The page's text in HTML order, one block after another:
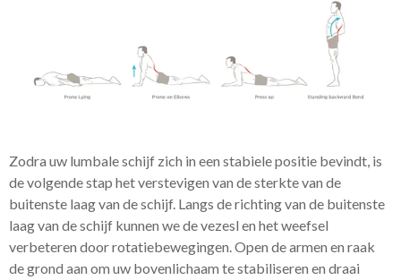
Zodra uw lumbale schijf zich in een stabiele positie bevindt, is
de volgende stap het verstevigen van de sterkte van de
buitenste laag van de schijf. Langs de richting van de buitenste
laag van de schijf kunnen we de vezesl en het weefsel
verbeteren door rotatiebewegingen. Open de armen en raak
de grond aan om uw bovenlichaam te stabiliseren en draai